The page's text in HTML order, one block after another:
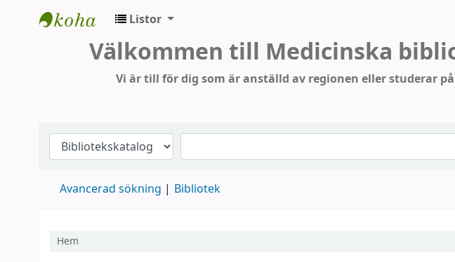
Medicinska Biblioteket RJH
Listor
Välkommen till Medicinska
Vi är till för dig som är anställd av regionen eller studerar
Avancerad sökning Bibliotek
Hem